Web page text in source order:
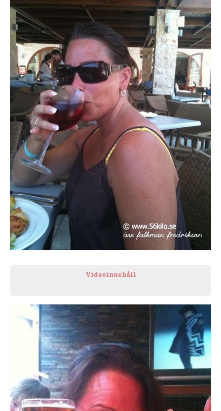
Videoinnehåll